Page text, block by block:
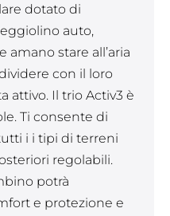
dotato di
auto,
stare all’aria
con il loro
attivo. Il trio Activ3 è
Ti consente di
i i tipi di terreni
regolabili.
potrà
e protezione e